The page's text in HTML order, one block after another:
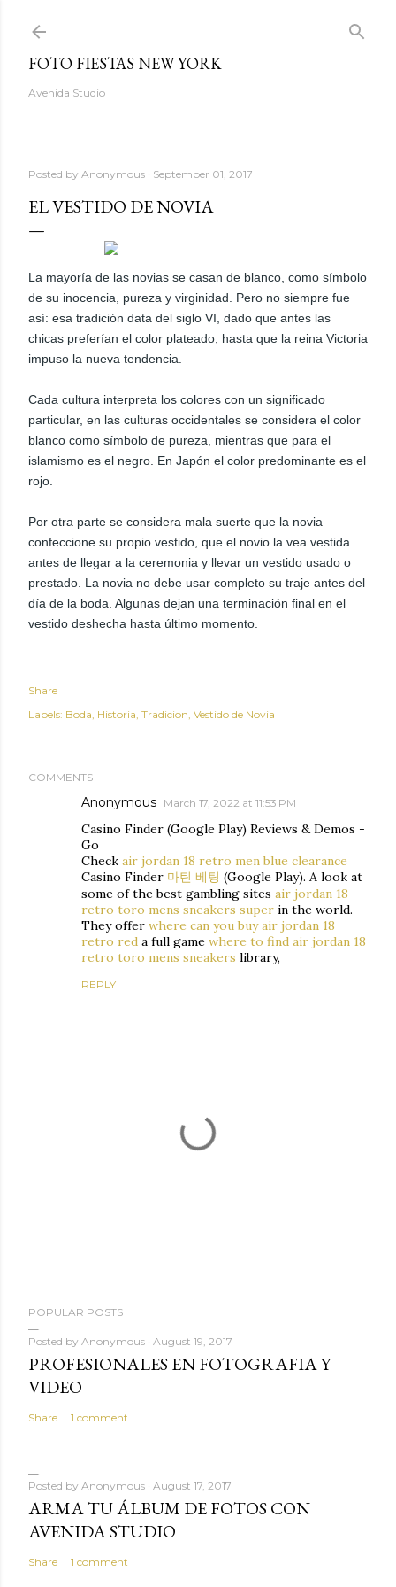
FOTO FIESTAS NEW YORK
Avenida Studio
Posted by Anonymous September 01, 2017
EL VESTIDO DE NOVIA
La mayoría de las novias se casan de blanco, como símbolo
de su inocencia, pureza y virginidad. Pero no siempre fue
así: esa tradición data del siglo VI, dado que antes las
chicas preferían el color plateado, hasta que la reina Victoria
impuso la nueva tendencia.
Cada cultura interpreta los colores con un significado
particular, en las culturas occidentales se considera el color
blanco como símbolo de pureza, mientras que para el
islamismo es el negro. En Japón el color predominante es el
rojo.
Por otra parte se considera mala suerte que la novia
confeccione su propio vestido, que el novio la vea vestida
antes de llegar a la ceremonia y llevar un vestido usado o
prestado. La novia no debe usar completo su traje antes del
día de la boda. Algunas dejan una terminación final en el
vestido deshecha hasta último momento.
Share
Labels: Boda Historia Tradicion Vestido de Novia
COMMENTS
Anonymous March 17, 2022 at 11:53 PM
Casino Finder (Google Play) Reviews & Demos -
Go
Check air jordan 18 retro men blue clearance
Casino Finder 마틴 베팅 (Google Play). A look at
some of the best gambling sites air jordan 18
retro toro mens sneakers super in the world.
They offer where can you buy air jordan 18
retro red a full game where to find air jordan 18
retro toro mens sneakers library,
REPLY
o
s
t
a
C
m
e
n
POPULAR POSTS
Posted by Anonymous August 19, 2017
PROFESIONALES EN FOTOGRAFIA Y
VIDEO
Share 1 comment
Posted by Anonymous August 17, 2017
ARMA TU ÁLBUM DE FOTOS CON
AVENIDA STUDIO
Share 1 comment